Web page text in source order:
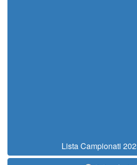
Lista Campionati